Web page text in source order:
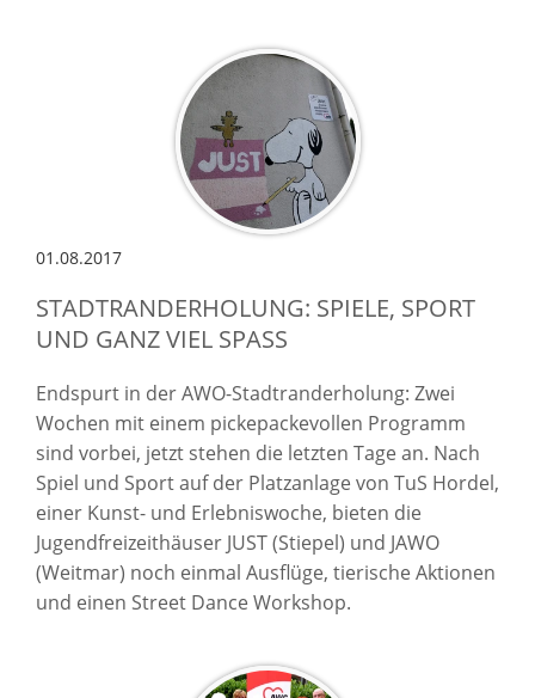
01.08.2017
STADTRANDERHOLUNG: SPIELE, SPORT
UND GANZ VIEL SPASS
Endspurt in der AWO-Stadtranderholung: Zwei
Wochen mit einem pickepackevollen Programm
sind vorbei, jetzt stehen die letzten Tage an. Nach
Spiel und Sport auf der Platzanlage von TuS Hordel,
einer Kunst- und Erlebniswoche, bieten die
Jugendfreizeithäuser JUST (Stiepel) und JAWO
(Weitmar) noch einmal Ausflüge, tierische Aktionen
und einen Street Dance Workshop.